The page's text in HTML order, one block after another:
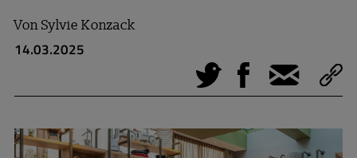
VonSylvie Konzack
14.03.2025
Tweet Facebook
E-Mail